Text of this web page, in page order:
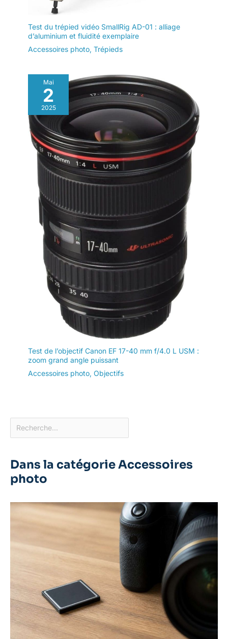
Test du trépied vidéo SmallRig AD-01 : alliage
d’aluminium et fluidité exemplaire
Accessoires photo, Trépieds
Mai
2
2025
Test de l’objectif Canon EF 17-40 mm f/4.0 L USM :
zoom grand angle puissant
Accessoires photo, Objectifs
Dans la catégorie Accessoires
photo